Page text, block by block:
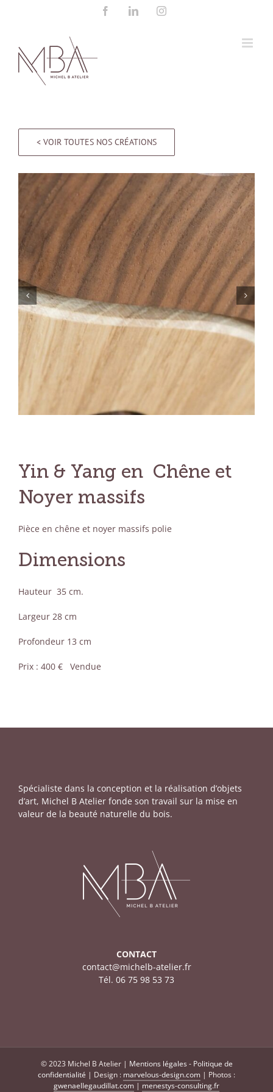
FacebookLinkedInInstagram
< VOIR TOUTES NOS CRÉATIONS
Yin & Yang en Chêne et
Noyer massifs
Pièce en chêne et noyer massifs polie
Dimensions
Hauteur 35 cm.
Largeur 28 cm
Profondeur 13 cm
Prix : 400 € Vendue
Spécialiste dans la conception et la réalisation d’objets
d’art, Michel B Atelier fonde son travail sur la mise en
valeur de la beauté naturelle du bois.
CONTACT
contact@michelb-atelier.fr
Tél. 06 75 98 53 73
© 2023 Michel B Atelier | Mentions légales- Politique de
confidentialité | Design : marvelous-design.com | Photos :
gwenaellegaudillat.com | menestys-consulting.fr